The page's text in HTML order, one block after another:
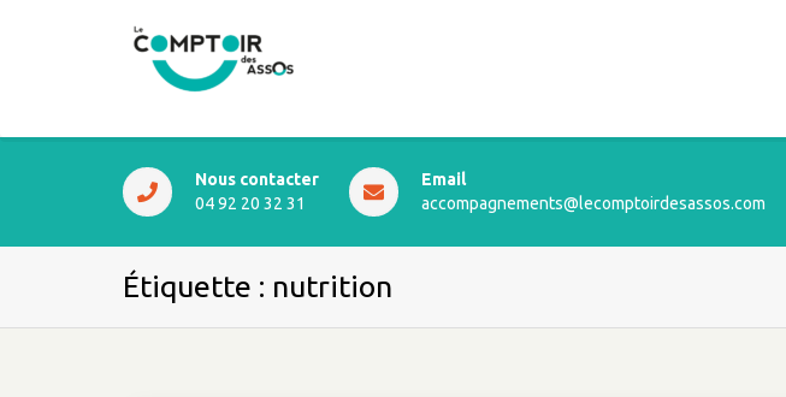
Nous contacter
04 92 20 32 31
Email
accompagnements@lecomptoirdesassos.com
Étiquette : nutrition